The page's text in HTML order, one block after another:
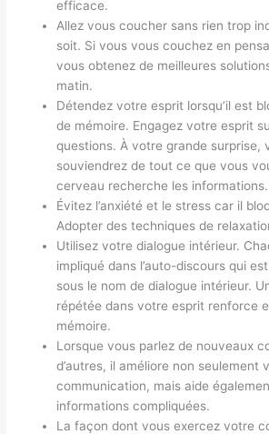
efficace.
Allez vous coucher sans rien trop
soit. Si vous vous couchez en
vous obtenez de meilleures
matin.
Détendez votre esprit lorsqu’il est
de mémoire. Engagez votre esprit
questions. À votre grande surprise,
souviendrez de tout ce que vous
cerveau recherche les informations.
Évitez l’anxiété et le stress car il
Adopter des techniques de
Utilisez votre dialogue intérieur.
impliqué dans l’auto-discours qui
sous le nom de dialogue intérieur.
répétée dans votre esprit renforce
mémoire.
Lorsque vous parlez de nouveaux
d’autres, il améliore non seulement
communication, mais aide
informations compliquées.
La façon dont vous exercez votre